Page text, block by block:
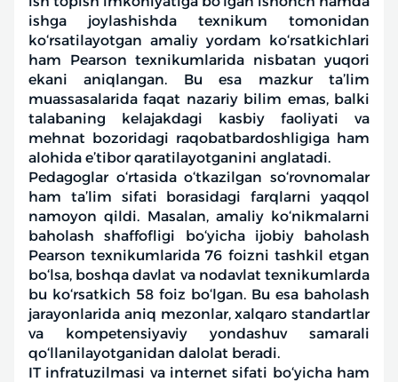
ishga joylashishda texnikum tomonidan
ko‘rsatilayotgan amaliy yordam ko‘rsatkichlari
ham Pearson texnikumlarida nisbatan yuqori
ekani aniqlangan. Bu esa mazkur ta’lim
muassasalarida faqat nazariy bilim emas, balki
talabaning kelajakdagi kasbiy faoliyati va
mehnat bozoridagi raqobatbardoshligiga ham
alohida e’tibor qaratilayotganini anglatadi.
Pedagoglar o‘rtasida o‘tkazilgan so‘rovnomalar
ham ta’lim sifati borasidagi farqlarni yaqqol
namoyon qildi. Masalan, amaliy ko‘nikmalarni
baholash shaffofligi bo‘yicha ijobiy baholash
Pearson texnikumlarida 76 foizni tashkil etgan
bo‘lsa, boshqa davlat va nodavlat texnikumlarda
bu ko‘rsatkich 58 foiz bo‘lgan. Bu esa baholash
jarayonlarida aniq mezonlar, xalqaro standartlar
va kompetensiyaviy yondashuv samarali
qo‘llanilayotganidan dalolat beradi.
IT infratuzilmasi va internet sifati bo‘yicha ham